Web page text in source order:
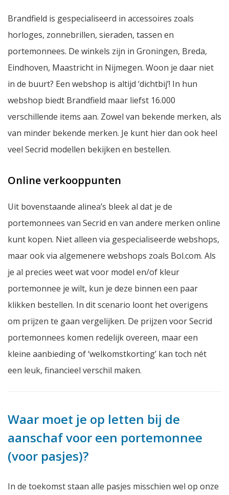
Brandfield is gespecialiseerd in accessoires zoals
horloges, zonnebrillen, sieraden, tassen en
portemonnees. De winkels zijn in Groningen, Breda,
Eindhoven, Maastricht in Nijmegen. Woon je daar niet
in de buurt? Een webshop is altijd ‘dichtbij’! In hun
webshop biedt Brandfield maar liefst 16.000
verschillende items aan. Zowel van bekende merken, als
van minder bekende merken. Je kunt hier dan ook heel
veel Secrid modellen bekijken en bestellen.
Online verkooppunten
Uit bovenstaande alinea’s bleek al dat je de
portemonnees van Secrid en van andere merken online
kunt kopen. Niet alleen via gespecialiseerde webshops,
maar ook via algemenere webshops zoals Bol.com. Als
je al precies weet wat voor model en/of kleur
portemonnee je wilt, kun je deze binnen een paar
klikken bestellen. In dit scenario loont het overigens
om prijzen te gaan vergelijken. De prijzen voor Secrid
portemonnees komen redelijk overeen, maar een
kleine aanbieding of ‘welkomstkorting’ kan toch nét
een leuk, financieel verschil maken.
Waar moet je op letten bij de
aanschaf voor een portemonnee
(voor pasjes)?
In de toekomst staan alle pasjes misschien wel op onze